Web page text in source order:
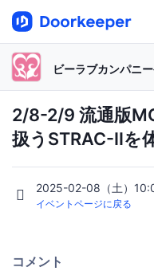
ビーラブカンパニ
2/8-2/9 流通版
扱うSTRAC-Ⅱを
2025-02-08（土）
イベントページに戻る
コメント